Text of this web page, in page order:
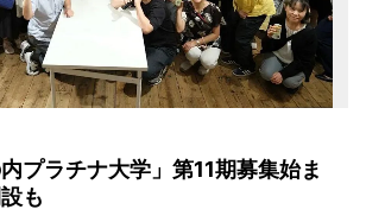
プラチナ大学」第11期募集始ま
も